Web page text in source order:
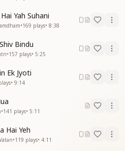
Yah Suhani
•169 plays• 8:38
Bindu
•157 plays• 5:25
Ek Jyoti
• 9:14
•141 plays• 5:11
Hai Yeh
•119 plays• 4:11